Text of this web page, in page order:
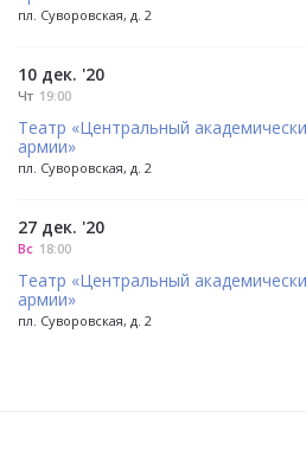
пл. Суворовская, д. 2
10 дек. '20
Чт 19:00
Театр «Центральный
армии»
пл. Суворовская, д. 2
27 дек. '20
Вс 18:00
Театр «Центральный
армии»
пл. Суворовская, д. 2